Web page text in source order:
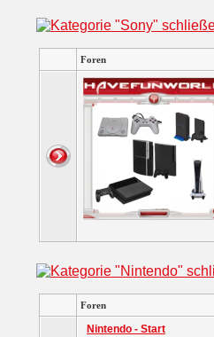
Foren
Foren
Nintendo - Start